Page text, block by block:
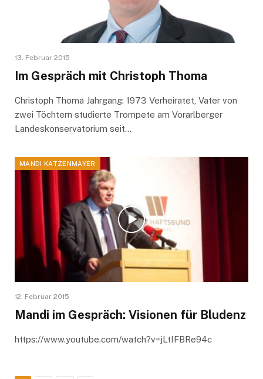
13. Februar 2015
Im Gespräch mit Christoph Thoma
Christoph Thoma Jahrgang: 1973 Verheiratet, Vater von
zwei Töchtern studierte Trompete am Vorarlberger
Landeskonservatorium seit…
MANDI KATZENMAYER
12. Februar 2015
Mandi im Gespräch: Visionen für Bludenz
https://www.youtube.com/watch?v=jLtIFBRe94c